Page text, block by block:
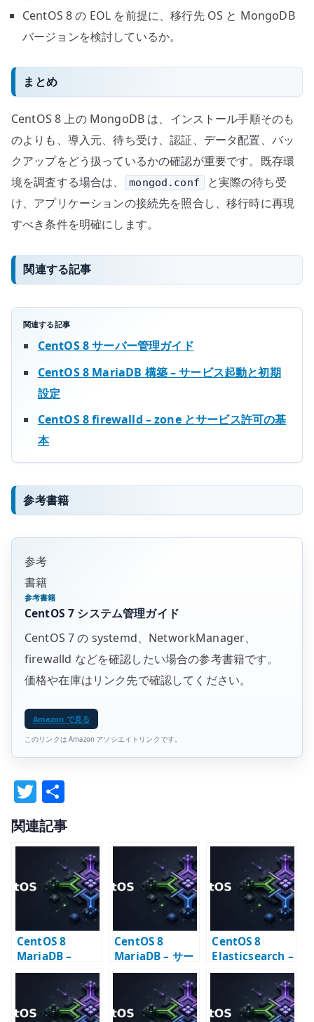
CentOS 8 の EOL を前提に、移行先 OS と MongoDB
バージョンを検討しているか。
まとめ
CentOS 8 上の MongoDB は、インストール手順そのも
のよりも、導入元、待ち受け、認証、データ配置、バッ
クアップをどう扱っているかの確認が重要です。既存環
境を調査する場合は、
mongod.conf
と実際の待ち受
け、アプリケーションの接続先を照合し、移行時に再現
すべき条件を明確にします。
関連する記事
関連する記事
CentOS 8 サーバー管理ガイド
CentOS 8 MariaDB 構築 – サービス起動と初期
設定
CentOS 8 firewalld – zone とサービス許可の基
本
参考書籍
参考
書籍
参考書籍
CentOS 7 システム管理ガイド
CentOS 7 の systemd、NetworkManager、
firewalld などを確認したい場合の参考書籍です。
価格や在庫はリンク先で確認してください。
Amazon で見る
このリンクは Amazon アソシエイトリンクです。
T
w
it
te
r
有
関連記事
CentOS 8
MariaDB –
Ansible で設定
を管理する考え
CentOS 8
MariaDB – サー
ビス起動と初期
CentOS 8
Elasticsearch –
リポジトリと
JVM 設定